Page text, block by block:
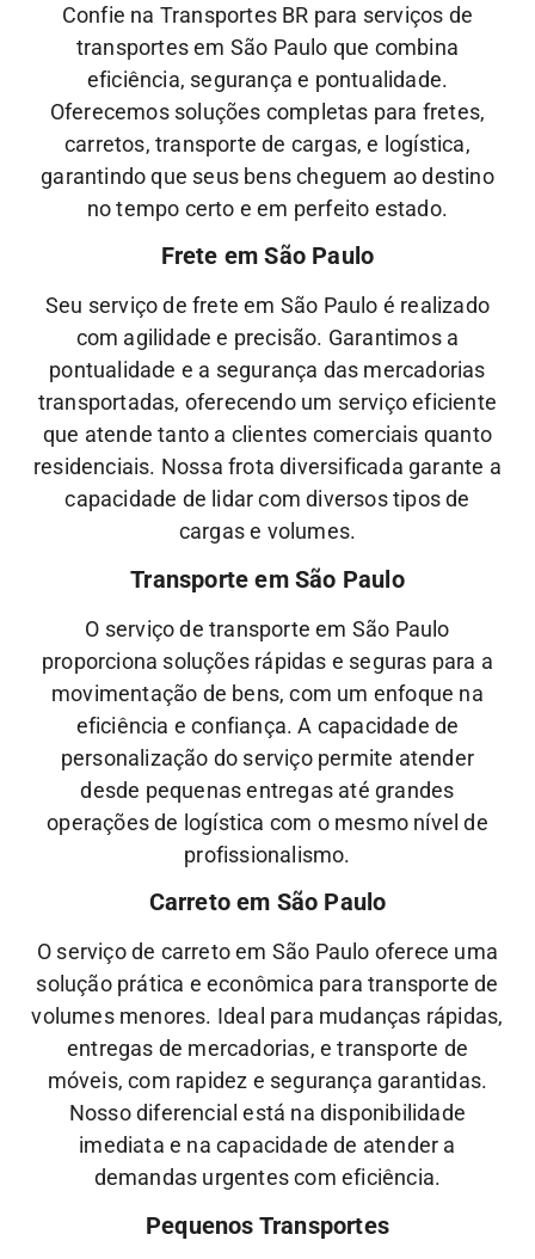
Confie na Transportes BR para serviços de
transportes em São Paulo que combina
eficiência, segurança e pontualidade.
Oferecemos soluções completas para fretes,
carretos, transporte de cargas, e logística,
garantindo que seus bens cheguem ao destino
no tempo certo e em perfeito estado.
Frete em São Paulo
Seu serviço de frete em São Paulo é realizado
com agilidade e precisão. Garantimos a
pontualidade e a segurança das mercadorias
transportadas, oferecendo um serviço eficiente
que atende tanto a clientes comerciais quanto
residenciais. Nossa frota diversificada garante a
capacidade de lidar com diversos tipos de
cargas e volumes.
Transporte em São Paulo
O serviço de transporte em São Paulo
proporciona soluções rápidas e seguras para a
movimentação de bens, com um enfoque na
eficiência e confiança. A capacidade de
personalização do serviço permite atender
desde pequenas entregas até grandes
operações de logística com o mesmo nível de
profissionalismo.
Carreto em São Paulo
O serviço de carreto em São Paulo oferece uma
solução prática e econômica para transporte de
volumes menores. Ideal para mudanças rápidas,
entregas de mercadorias, e transporte de
móveis, com rapidez e segurança garantidas.
Nosso diferencial está na disponibilidade
imediata e na capacidade de atender a
demandas urgentes com eficiência.
Pequenos Transportes